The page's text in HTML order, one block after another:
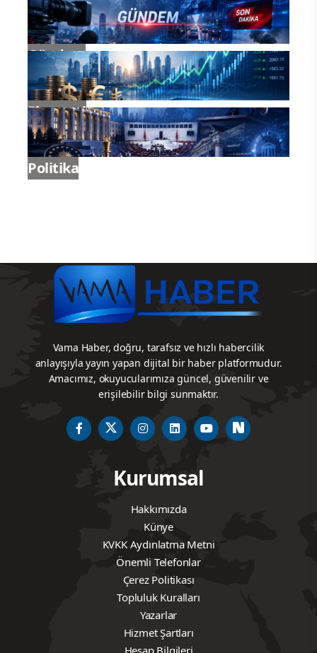
Gündem
Ekonomi
Politika
Vama Haber, doğru, tarafsız ve hızlı habercilik
anlayışıyla yayın yapan dijital bir haber platformudur.
Amacımız, okuyucularımıza güncel, güvenilir ve
erişilebilir bilgi sunmaktır.
Kurumsal
Hakkımızda
Künye
KVKK Aydınlatma Metni
Önemli Telefonlar
Çerez Politikası
Topluluk Kuralları
Yazarlar
Hizmet Şartları
Hesap Bilgileri